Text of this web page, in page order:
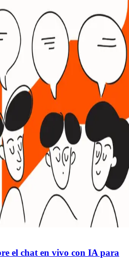
el chat en vivo con IA para